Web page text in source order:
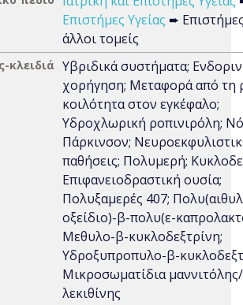
Επιστήμες Υγείας ➨
άλλοι τομείς
κλειδιά Υβριδικά συστήματα;
χορήγηση; Μεταφορά από τη
κοιλότητα στον εγκέφαλο;
Υδροχλωρική ροπινιρόλη;
Πάρκινσον;
παθήσεις; Πολυμερή;
Επιφανειοδραστική ουσία;
Πολυξαμερές 407;
οξείδιο)-β-πολυ(ε-
Μεθυλo-β-κυκλοδεξτρίνη;
Υδροξυπροπυλo-β-
Μικροσωματίδια μαννιτόλης/
λεκιθίνης